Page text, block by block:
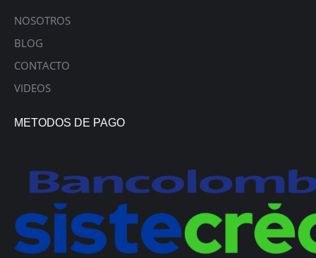
NOSOTROS
BLOG
CONTACTO
VIDEOS
METODOS DE PAGO